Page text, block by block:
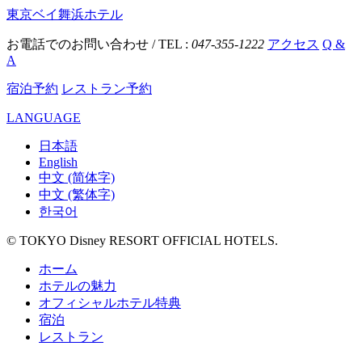
東京ベイ舞浜ホテル
お電話でのお問い合わせ / TEL : 047-355-1222 アクセス Q &
A
宿泊予約 レストラン予約
LANGUAGE
日本語
English
中文 (简体字)
中文 (繁体字)
한국어
© TOKYO Disney RESORT OFFICIAL HOTELS.
ホーム
ホテルの魅力
オフィシャルホテル特典
宿泊
レストラン